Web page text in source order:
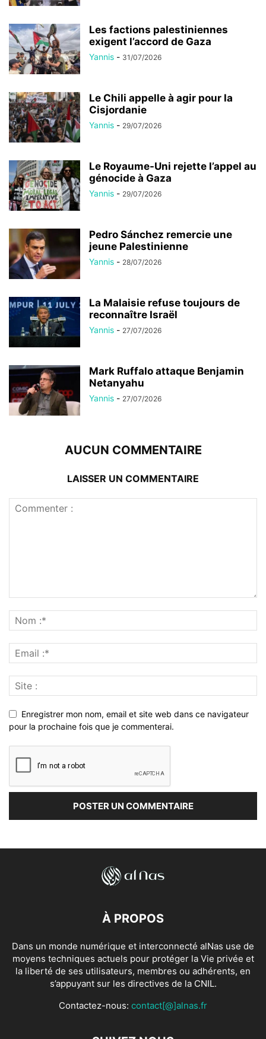
Les factions palestiniennes
exigent l’accord de Gaza
Yannis - 31/07/2026
Le Chili appelle à agir pour la
Cisjordanie
Yannis - 29/07/2026
Le Royaume-Uni rejette l’appel au
génocide à Gaza
Yannis - 29/07/2026
Pedro Sánchez remercie une
jeune Palestinienne
Yannis - 28/07/2026
La Malaisie refuse toujours de
reconnaître Israël
Yannis - 27/07/2026
Mark Ruffalo attaque Benjamin
Netanyahu
Yannis - 27/07/2026
AUCUN COMMENTAIRE
LAISSER UN COMMENTAIRE
Enregistrer mon nom, email et site web dans ce navigateur
pour la prochaine fois que je commenterai.
À PROPOS
Dans un monde numérique et interconnecté alNas use de
moyens techniques actuels pour protéger la Vie privée et
la liberté de ses utilisateurs, membres ou adhérents, en
s’appuyant sur les directives de la CNIL.
Contactez-nous: contact[@]alnas.fr